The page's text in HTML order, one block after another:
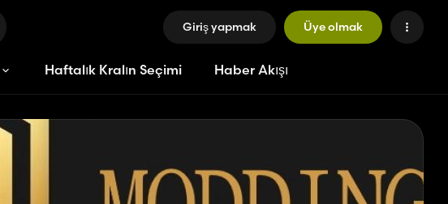
Giriş yapmak Üye olmak
Haftalık Kralın Seçimi Haber Akışı